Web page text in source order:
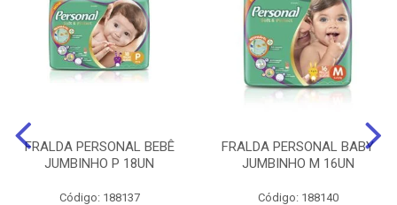
FRALDA PERSONAL BEBÊ
JUMBINHO P 18UN
Código: 188137
FRALDA PERSONAL BABY
JUMBINHO M 16UN
Código: 188140